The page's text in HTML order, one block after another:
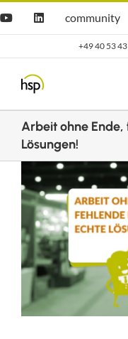
YouTubeLinkedIn
Hsp
community
community
+49 40 53
Arbeit ohne
Lösungen!
grösseres
Bild